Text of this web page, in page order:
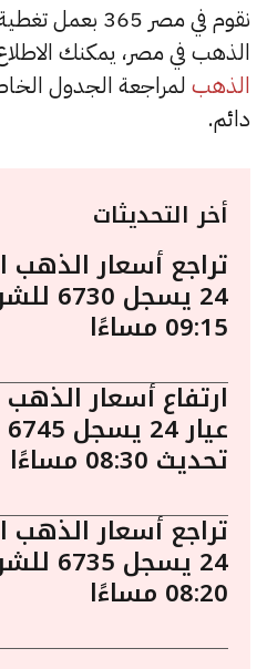
نقوم في مصر 365
الذهب في مصر، يمكنك
الذهب لمراجعة الجدول
دائم.
أخر التحديثات
تراجع أسعار الذهب
24
09:15 مساءًا
ارتفاع أسعار
تحديث 08:30 مساءًا
تراجع أسعار الذهب
24
08:20 مساءًا